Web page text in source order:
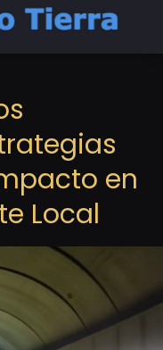
en
Local